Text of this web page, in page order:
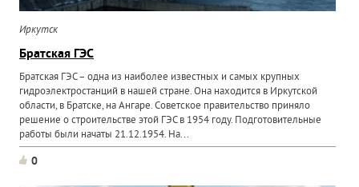
Иркутск
Братская ГЭС
Братская ГЭС – одна из наиболее известных и самых крупных
гидроэлектростанций в нашей стране. Она находится в Иркутской
области, в Братске, на Ангаре. Советское правительство приняло
решение о строительстве этой ГЭС в 1954 году. Подготовительные
работы были начаты 21.12.1954. На...
0